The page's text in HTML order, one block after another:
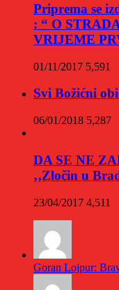
Priprema se
: “ O
VRIJEME
01/11/2017 5,591
Svi Božićni
06/01/2018 5,287
DA SE NE
‚‚Zločin u
23/04/2017 4,511
Goran Lojpur: